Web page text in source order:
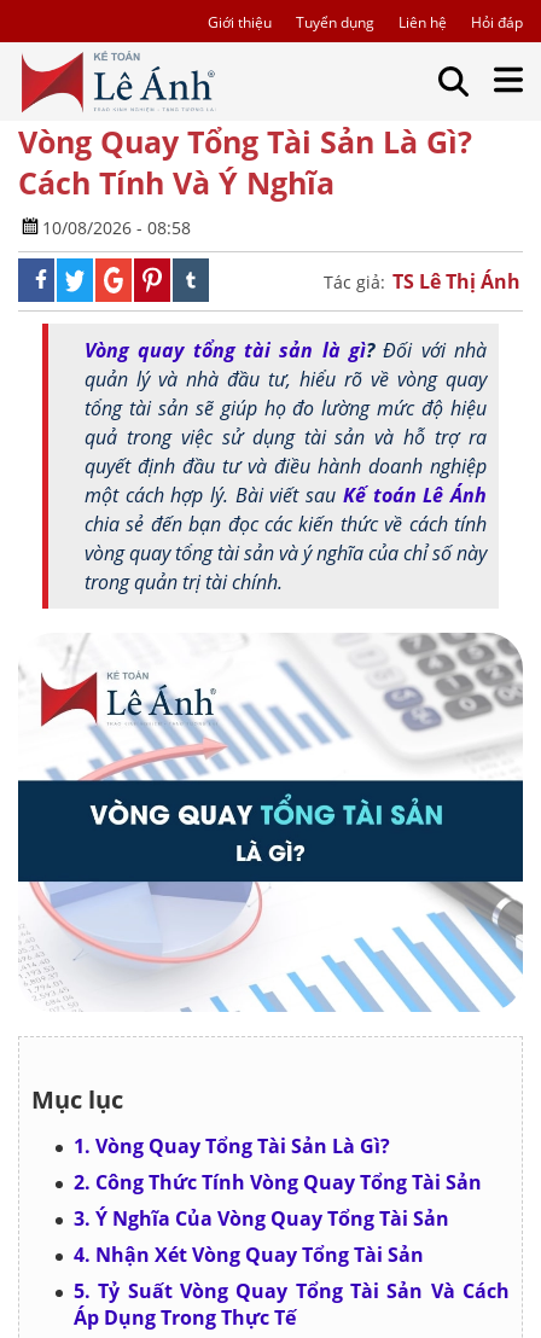
Giới thiệu Tuyển dụng Liên hệ Hỏi đáp
Vòng Quay Tổng Tài Sản Là Gì?
Cách Tính Và Ý Nghĩa
10/08/2026 - 08:58
Tác giả: TS Lê Thị Ánh
Vòng quay tổng tài sản là gì?Đối với nhà
quản lý và nhà đầu tư, hiểu rõ về vòng quay
tổng tài sản sẽ giúp họ đo lường mức độ hiệu
quả trong việc sử dụng tài sản và hỗ trợ ra
quyết định đầu tư và điều hành doanh nghiệp
một cách hợp lý. Bài viết sau Kế toán Lê Ánh
chia sẻ đến bạn đọc các kiến thức về cách tính
vòng quay tổng tài sản và ý nghĩa của chỉ số này
trong quản trị tài chính.
Mục lục
1. Vòng Quay Tổng Tài Sản Là Gì?
2. Công Thức Tính Vòng Quay Tổng Tài Sản
3. Ý Nghĩa Của Vòng Quay Tổng Tài Sản
4. Nhận Xét Vòng Quay Tổng Tài Sản
5. Tỷ Suất Vòng Quay Tổng Tài Sản Và Cách
Áp Dụng Trong Thực Tế